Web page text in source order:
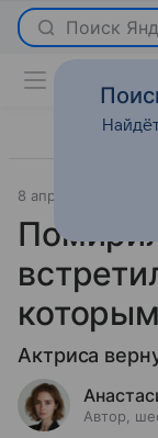
Поиск
8 апреля 2025
Актриса
Автор,